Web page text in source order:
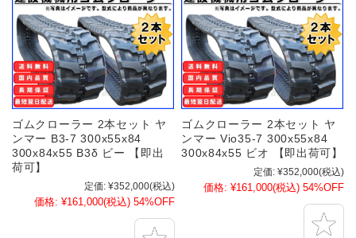
ゴムクローラー 2本セット ヤ
ンマー B3-7 300x55x84
300x84x55 B3δ ビー 【即出
荷可】
定価: ¥352,000(税込)
価格: ¥161,000(税込) 54%OFF
ゴムクローラー 2本セット ヤ
ンマー Vio35-7 300x55x84
300x84x55 ビオ 【即出荷可】
定価: ¥352,000(税込)
価格: ¥161,000(税込) 54%OFF